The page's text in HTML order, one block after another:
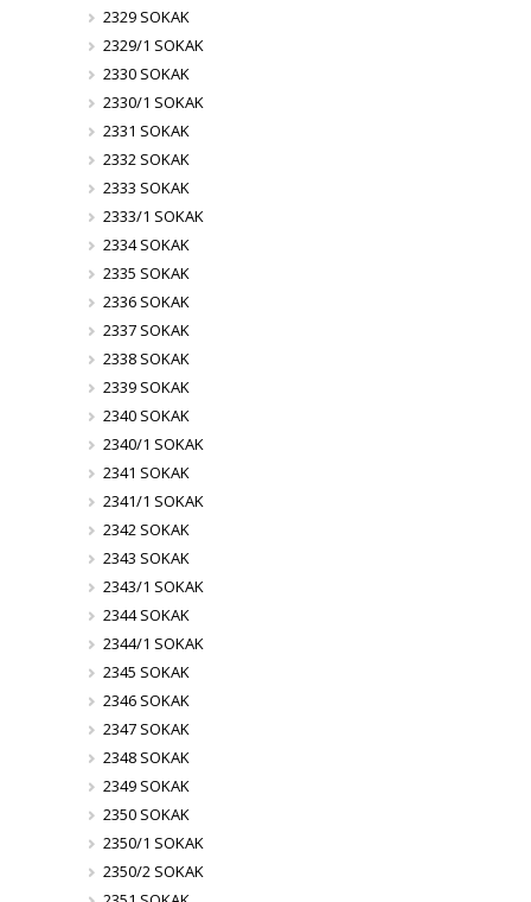
2329 SOKAK
2329/1 SOKAK
2330 SOKAK
2330/1 SOKAK
2331 SOKAK
2332 SOKAK
2333 SOKAK
2333/1 SOKAK
2334 SOKAK
2335 SOKAK
2336 SOKAK
2337 SOKAK
2338 SOKAK
2339 SOKAK
2340 SOKAK
2340/1 SOKAK
2341 SOKAK
2341/1 SOKAK
2342 SOKAK
2343 SOKAK
2343/1 SOKAK
2344 SOKAK
2344/1 SOKAK
2345 SOKAK
2346 SOKAK
2347 SOKAK
2348 SOKAK
2349 SOKAK
2350 SOKAK
2350/1 SOKAK
2350/2 SOKAK